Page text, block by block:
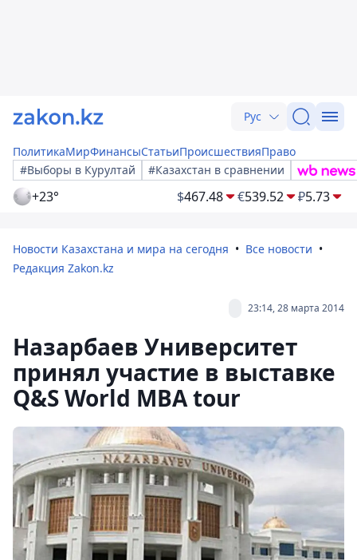
Рус
ПолитикаМирФинансыСтатьиПроисшествияПраво
#Выборы в Курултай
#Казахстан в сравнении
+23° $467.48 €539.52 ₽5.73
Новости Казахстана и мира на сегодня
Все новости
Редакция Zakon.kz
23:14, 28 марта 2014
Назарбаев Университет
принял участие в выставке
Q&S World MBA tour